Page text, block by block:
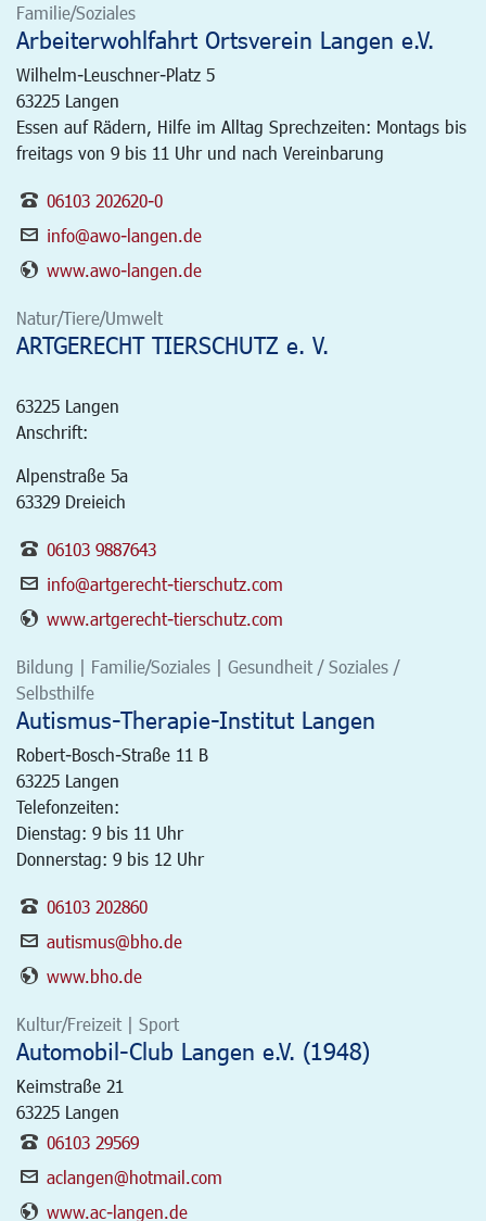
Familie/Soziales
Arbeiterwohlfahrt Ortsverein Langen e.V.
Wilhelm-Leuschner-Platz 5
63225 Langen
Essen auf Rädern, Hilfe im Alltag Sprechzeiten: Montags bis
freitags von 9 bis 11 Uhr und nach Vereinbarung
06103 202620-0
info@awo-langen.de
www.awo-langen.de
Natur/Tiere/Umwelt
ARTGERECHT TIERSCHUTZ e. V.
63225 Langen
Anschrift:
Alpenstraße 5a
63329 Dreieich
06103 9887643
info@artgerecht-tierschutz.com
www.artgerecht-tierschutz.com
Bildung | Familie/Soziales | Gesundheit / Soziales /
Selbsthilfe
Autismus-Therapie-Institut Langen
Robert-Bosch-Straße 11 B
63225 Langen
Telefonzeiten:
Dienstag: 9 bis 11 Uhr
Donnerstag: 9 bis 12 Uhr
06103 202860
autismus@bho.de
www.bho.de
Kultur/Freizeit | Sport
Automobil-Club Langen e.V. (1948)
Keimstraße 21
63225 Langen
06103 29569
aclangen@hotmail.com
www.ac-langen.de